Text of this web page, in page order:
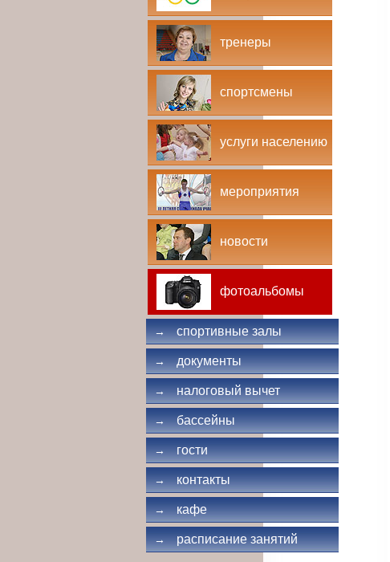
тренеры
спортсмены
услуги населению
мероприятия
новости
фотоальбомы
→ спортивные залы
→ документы
→ налоговый вычет
→ бассейны
→ гости
→ контакты
→ кафе
→ расписание занятий